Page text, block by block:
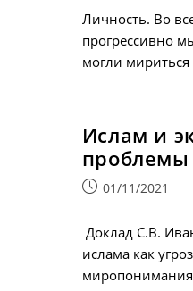
Личность. Во
прогрессивно
могли мириться
Ислам и
Запись01/11/2021
Доклад С.В.
ислама как